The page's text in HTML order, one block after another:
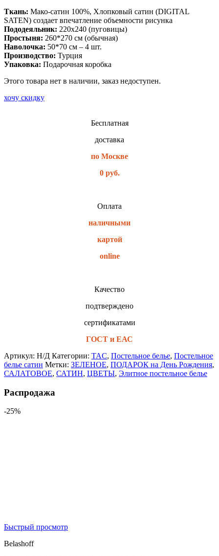
Ткань: Мако-сатин 100%, Хлопковый сатин (DIGITAL
SATEN) создает впечатление объемности рисунка
Пододеяльник: 220х240 (пуговицы)
Простыня: 260*270 см (обычная)
Наволочка: 50*70 см – 4 шт.
Производство: Турция
Упаковка: Подарочная коробка
Этого товара нет в наличии, заказ недоступен.
хочу скидку
Бесплатная
доставка
по Москве
0 руб.
Оплата
наличными
картой
online
Качество
подтверждено
сертификатами
ГОСТ и ЕАС
Артикул: Н/Д Категории: TAC, Постельное белье, Постельное
белье сатин Метки: ЗЕЛЕНОЕ, ПОДАРОК на День Рождения,
САЛАТОВОЕ, САТИН, ЦВЕТЫ, Элитное постельное белье
Распродажа
-25%
Быстрый просмотр
Belashoff